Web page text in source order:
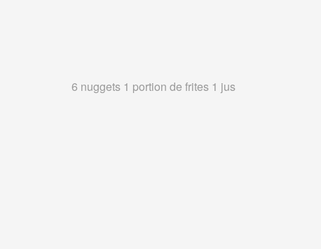
6 nuggets 1 portion de frites 1 jus